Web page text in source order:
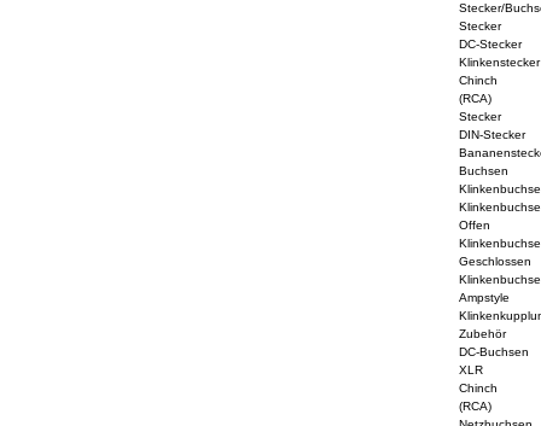
Stecker/
Stecker
DC-Stecker
Klinkenstecker
Chinch
(RCA)
Stecker
DIN-Stecker
Buchsen
Offen
Geschlossen
Ampstyle
Zubehör
DC-Buchsen
XLR
Chinch
(RCA)